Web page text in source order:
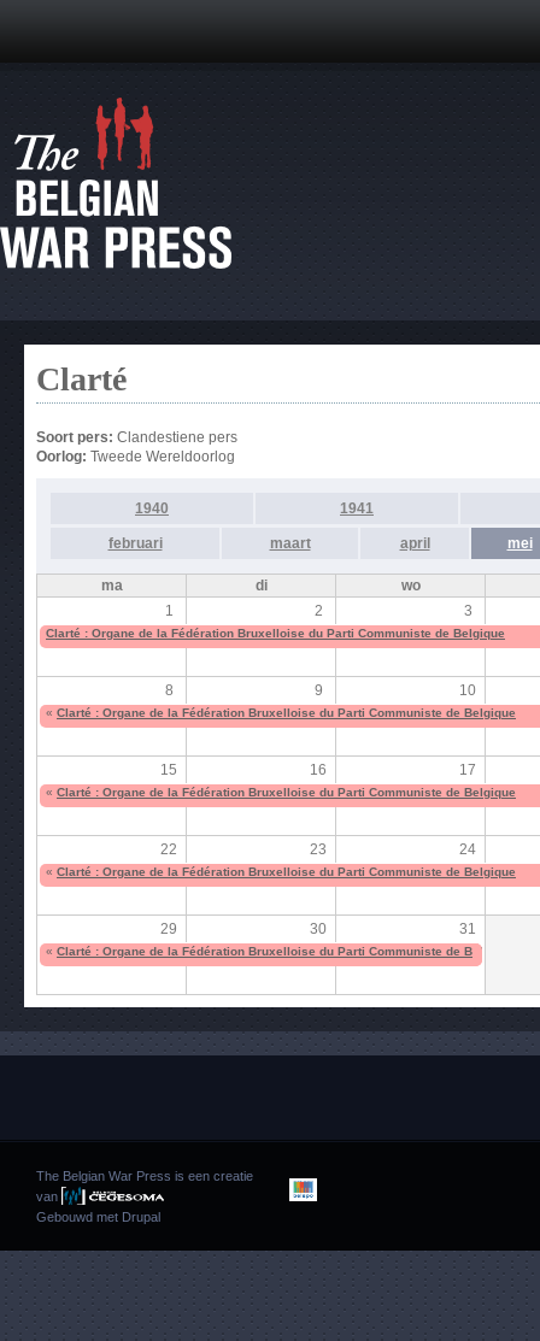
Clarté
Soort pers: Clandestiene pers
Oorlog: Tweede Wereldoorlog
1940 1941
februari maart april mei
ma di
wo
1
2 3
Clarté : Organe de la Fédération Bruxelloise du Parti Communiste de Belgique
8 9 10
« Clarté : Organe de la Fédération Bruxelloise du Parti Communiste de Belgique
15 16 17
« Clarté : Organe de la Fédération Bruxelloise du Parti Communiste de Belgique
22 23 24
« Clarté : Organe de la Fédération Bruxelloise du Parti Communiste de Belgique
29 30 31
« Clarté : Organe de la Fédération Bruxelloise du Parti Communiste de Belgique
The Belgian War Press is een creatie
van
Gebouwd met Drupal